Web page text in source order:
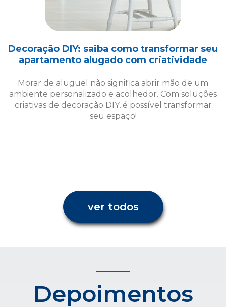
Morar de aluguel não significa abrir mão de um
ambiente personalizado e acolhedor. Com soluções
criativas de decoração DIY, é possível transformar
Depoimentos
condominial com transparência e
confiança